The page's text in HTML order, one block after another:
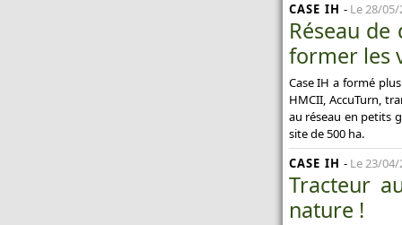
CASE IH - Le 28/05/
Réseau
former les
Case IH a formé
HMCII, AccuTurn,
au réseau en petits
site de 500 ha.
CASE IH - Le 23/04/
Tracteur
nature !